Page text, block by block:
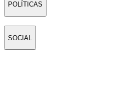
POLÍTICAS
SOCIAL